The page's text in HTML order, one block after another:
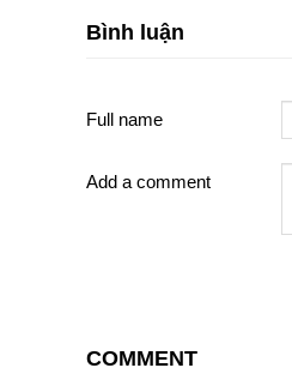
Bình luận
Full name
Add a comment
COMMENT